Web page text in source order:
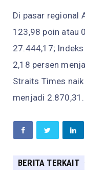
Di pasar regional
123,98 poin atau
27.444,17;
2,18 persen
Straits Times
menjadi
BERITA TERKAIT